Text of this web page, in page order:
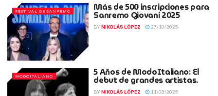
FESTIVAL DE SANREMO Más de 500 inscripciones para
Sanremo Giovani 2025
BY NIKOLÁS LÓPEZ 27/10/2025
MODOITALIANO 5 Años de ModoItaliano: El
debut de grandes artistas.
BY NIKOLÁS LÓPEZ 11/08/2025